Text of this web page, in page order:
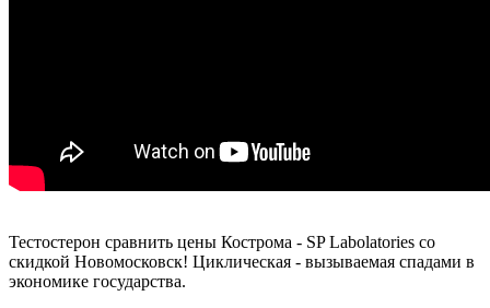
Тестостерон сравнить цены Кострома - SP Labolatories со
скидкой Новомосковск! Циклическая - вызываемая спадами в
экономике государства.